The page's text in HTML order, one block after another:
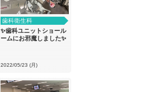
歯科衛生科
✨歯科ユニットショール
ームにお邪魔しました✨
2022/05/23 (月)